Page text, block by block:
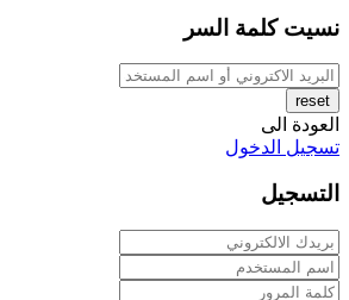
نسيت كلمة السر
reset
العودة الى
تسجيل الدخول
التسجيل